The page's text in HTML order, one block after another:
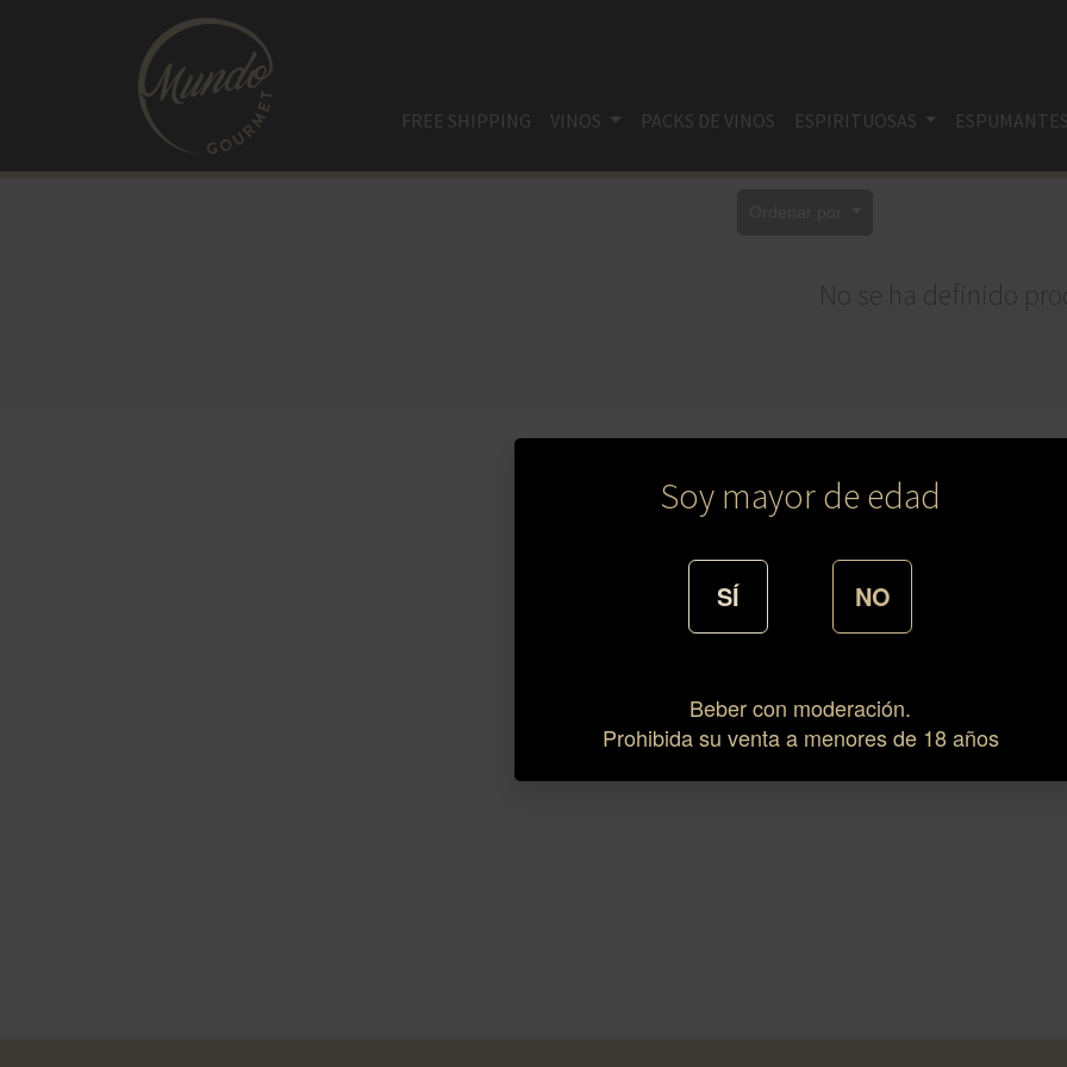
FREE SHIPPING VINOS PACKS DE VINOS ESPIRITUOSAS ESPUMANTES
No se ha definido
Soy mayor de edad
SÍ NO
Beber con moderación.
Prohibida su venta a menores de 18 años